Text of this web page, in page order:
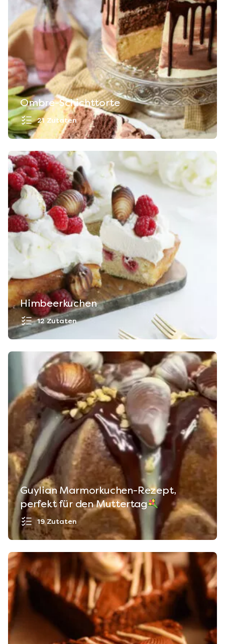
Ombre-Schichttorte
21 Zutaten
Himbeerkuchen
12 Zutaten
Guylian Marmorkuchen-Rezept,
perfekt für den Muttertag
19 Zutaten